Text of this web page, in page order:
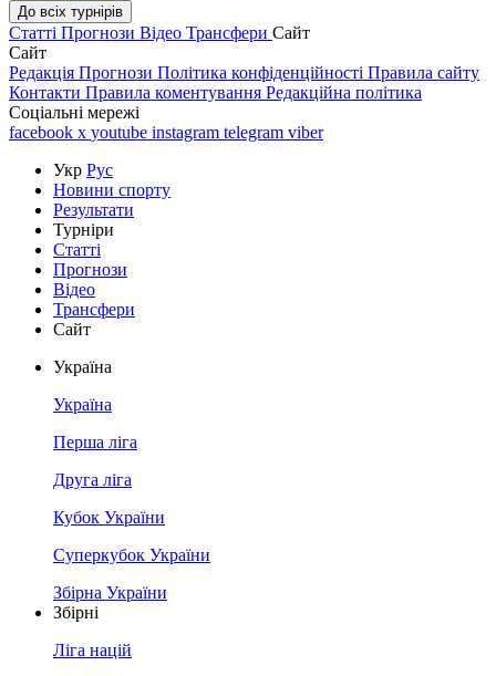
До всіх турнірів
Статті Прогнози Відео Трансфери Сайт
Сайт
Редакція Прогнози Політика конфіденційності Правила сайту
Контакти Правила коментування Редакційна політика
Соціальні мережі
facebook x youtube instagram telegram viber
Укр Рус
Новини спорту
Результати
Турніри
Статті
Прогнози
Відео
Трансфери
Сайт
Україна
Україна
Перша ліга
Друга ліга
Кубок України
Суперкубок України
Збірна України
Збірні
Ліга націй